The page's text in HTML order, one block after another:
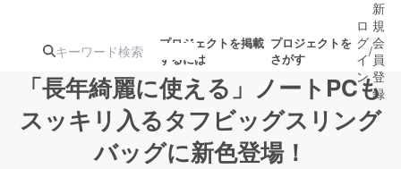
プロジェクトを掲載
するには
プロジェクトを
さがす
注目のリ 注目の新着プロ募集終了が近いプ
ロ
グ
イ
ン
/
新
規
会
員
登
録
「長年綺麗に使える」ノートPCも
スッキリ入るタフビッグスリング
バッグに新色登場！